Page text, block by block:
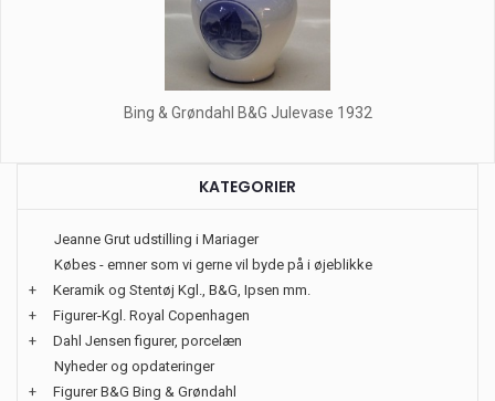
Bing & Grøndahl B&G Julevase 1932
KATEGORIER
Jeanne Grut udstilling i Mariager
Købes - emner som vi gerne vil byde på i øjeblikke
+
Keramik og Stentøj Kgl., B&G, Ipsen mm.
+
Figurer-Kgl. Royal Copenhagen
+
Dahl Jensen figurer, porcelæn
Nyheder og opdateringer
+
Figurer B&G Bing & Grøndahl